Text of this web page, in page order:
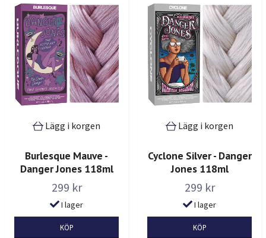
Lägg i korgen
Burlesque Mauve -
Danger Jones 118ml
299 kr
I lager
Lägg i korgen
Cyclone Silver - Danger
Jones 118ml
299 kr
I lager